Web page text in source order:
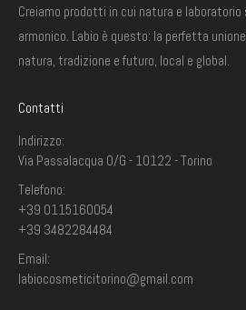
Creiamo prodotti in cui natura e
armonico. Labio è questo: la perfetta
natura, tradizione e futuro, local e global.
Contatti
Indirizzo:
Via Passalacqua 0/G - 10122 - Torino
Telefono:
+39 0115160054
+39 3482284484
Email:
labiocosmeticitorino@gmail.com